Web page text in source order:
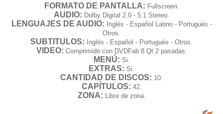
FORMATO DE PANTALLA: Fullscreen.
AUDIO: Dolby Digital 2.0 - 5.1 Stereo.
LENGUAJES DE AUDIO: Inglés - Español Latino - Portugués -
Otros.
SUBTITULOS: Inglés - Español - Portugués - Otros.
VIDEO: Comprimido con DVDFab 8 Qt 2 pasadas.
MENÚ: Si.
EXTRAS: Si.
CANTIDAD DE DISCOS: 10.
CAPÍTULOS: 42.
ZONA: Libre de zona.